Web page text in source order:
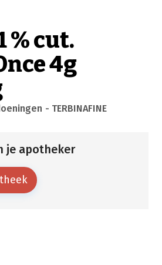
% cut.
4g
- TERBINAFINE
je apotheker